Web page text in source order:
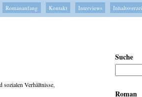
Romananfang Kontakt Interviews
sozialen Verhältnisse,
Suche
Roman